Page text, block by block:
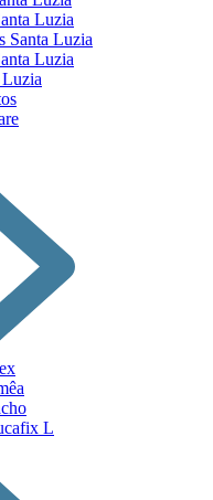
Luzia
Santa Luzia
Luzia
L